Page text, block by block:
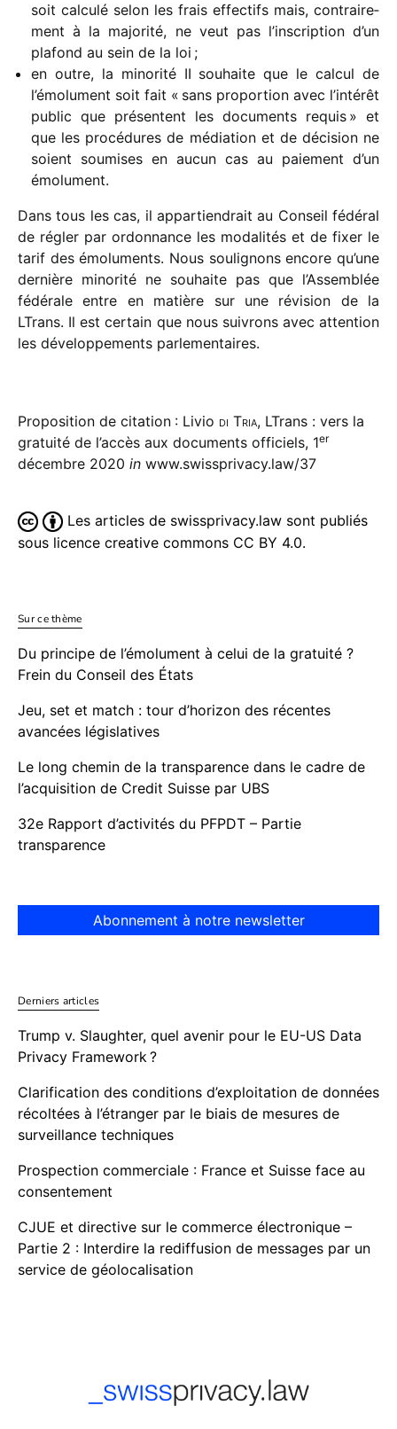
soit calculé selon les frais effec­tifs mais, contrai­re­
ment à la majo­rité, ne veut pas l’ins­crip­tion d’un
plafond au sein de la loi ;
en outre, la mino­rité II souhaite que le calcul de
l’émo­lu­ment soit fait « sans propor­tion avec l’in­té­rêt
public que présentent les docu­ments requis » et
que les procé­dures de média­tion et de déci­sion ne
soient soumises en aucun cas au paie­ment d’un
émolument.
Dans tous les cas, il appar­tien­drait au Conseil fédé­ral
de régler par ordon­nance les moda­li­tés et de fixer le
tarif des émolu­ments. Nous souli­gnons encore qu’une
dernière mino­rité ne souhaite pas que l’Assemblée
fédé­rale entre en matière sur une révi­sion de la
LTrans. Il est certain que nous suivrons avec atten­tion
les déve­lop­pe­ments parlementaires.
Proposition de citation : Livio di Tria, LTrans : vers la
gratuité de l’accès aux documents officiels, 1er
décembre 2020 in www.swissprivacy.law/37
Les articles de swissprivacy.law sont publiés
sous licence creative commons CC BY 4.0.
Sur ce thème
Du principe de l’émolument à celui de la gratuité ?
Frein du Conseil des États
Jeu, set et match : tour d’horizon des récentes
avancées législatives
Le long chemin de la transparence dans le cadre de
l’acquisition de Credit Suisse par UBS
32e Rapport d’activités du PFPDT – Partie
transparence
Abonnement à notre newsletter
Derniers articles
Trump v. Slaughter, quel avenir pour le EU-US Data
Privacy Framework ?
Clarification des conditions d’exploitation de données
récoltées à l’étranger par le biais de mesures de
surveillance techniques
Prospection commerciale : France et Suisse face au
consentement
CJUE et directive sur le commerce électronique –
Partie 2 : Interdire la rediffusion de messages par un
service de géolocalisation